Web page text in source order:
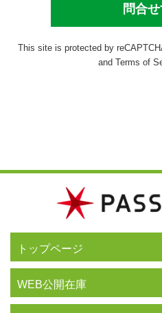
This site is protected by
and Terms of
トップページ
WEB公開在庫